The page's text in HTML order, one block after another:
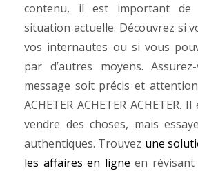
contenu, il est important de
situation actuelle. Découvrez si
vos internautes ou si vous
par d’autres moyens.
message soit précis et
ACHETER ACHETER ACHETER.
vendre des choses, mais
authentiques. Trouvez une
les affaires en ligne en